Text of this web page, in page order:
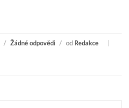
/ Žádné odpovědi / od Redakce